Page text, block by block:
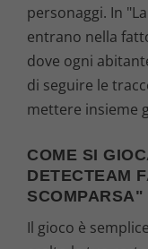
personaggi. In
entrano nella
dove ogni
di seguire le
mettere insieme
COME SI
DETECTEAM
SCOMPARSA"
Il gioco è